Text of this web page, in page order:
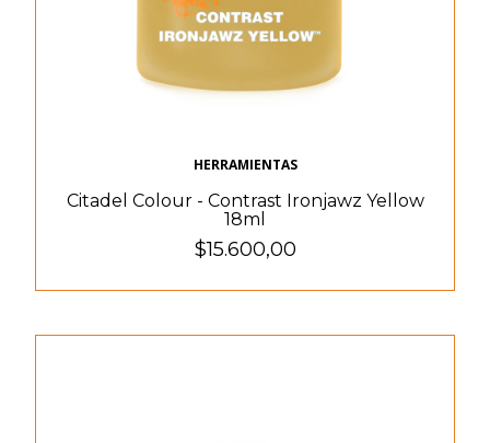
HERRAMIENTAS
Citadel Colour - Contrast Ironjawz Yellow
18ml
$15.600,00